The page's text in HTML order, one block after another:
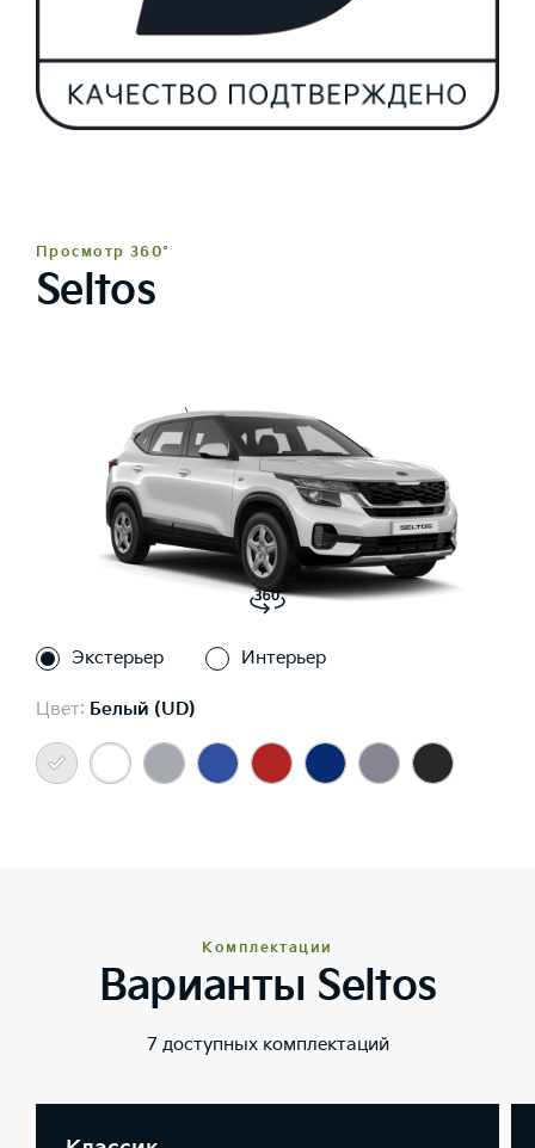
Просмотр 360°
Seltos
Экстерьер Интерьер
Цвет: Белый (UD)
Комплектации
Варианты Seltos
7 доступных комплектаций